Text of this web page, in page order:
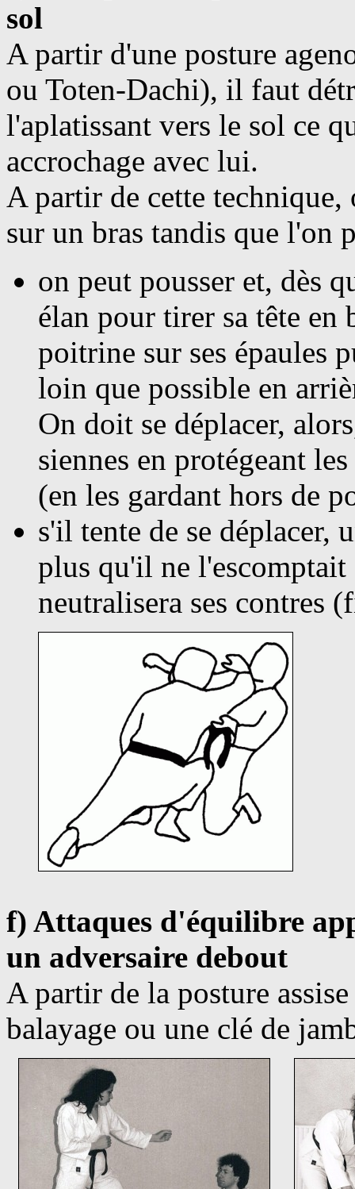
sol
A partir d'une posture
ou Toten-Dachi), il faut
l'aplatissant vers le sol ce
accrochage avec lui.
A partir de cette
sur un bras tandis que l'on
on peut pousser et, dès
élan pour tirer sa tête
poitrine sur ses épaules
loin que possible en
On doit se déplacer,
siennes en protégeant
(en les gardant hors de
s'il tente de se déplacer,
plus qu'il ne
neutralisera ses contres
f) Attaques d'équilibre
un adversaire debout
A partir de la posture
balayage ou une clé de